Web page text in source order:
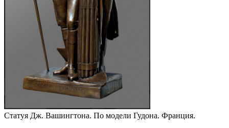
Статуя Дж. Вашингтона. По модели Гудона. Франция.